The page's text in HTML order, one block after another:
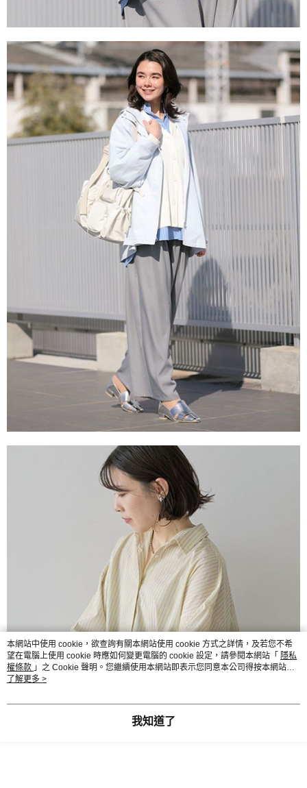
本網站中使用 cookie，欲查詢有關本網站使用 cookie 方式之詳情，及若您不希
望在電腦上使用 cookie 時應如何變更電腦的 cookie 設定，請參閱本網站「 隱私
權條款 」之 Cookie 聲明。您繼續使用本網站即表示您同意本公司得按本網站使
用條款之 Cookie 聲明使用 cookie。
了解更多 >
我知道了